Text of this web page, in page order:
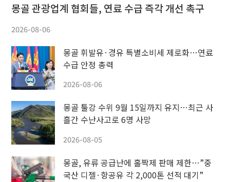
몽골 관광업계 협회들, 연료 수급 즉각 개선 촉구
2026-08-06
몽골 휘발유·경유 특별소비세 제로화…연료
수급 안정 총력
2026-08-06
몽골 툴강 수위 9월 15일까지 유지…최근 사
흘간 수난사고로 6명 사망
2026-08-05
몽골, 유류 공급난에 홀짝제 판매 제한…”중
국산 디젤·항공유 각 2,000톤 선적 대기”